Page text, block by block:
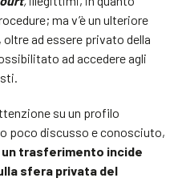
ma v’è un ulteriore
ad essere privato della
ad accedere agli
su un profilo
poco discusso e conosciuto,
trasferimento incide
sfera privata del